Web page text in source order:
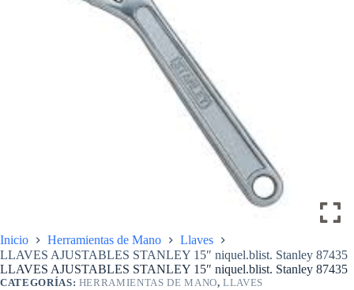
Inicio Herramientas de Mano
Llaves
LLAVES AJUSTABLES STANLEY 15″ niquel.blist. Stanley 87435
LLAVES AJUSTABLES STANLEY 15″ niquel.blist. Stanley 87435
CATEGORÍAS: HERRAMIENTAS DE MANO,LLAVES